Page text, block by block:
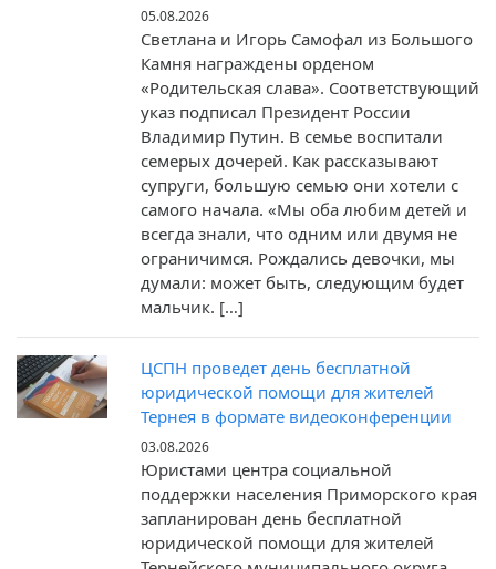
05.08.2026
Светлана и Игорь Самофал из Большого
Камня награждены орденом
«Родительская слава». Соответствующий
указ подписал Президент России
Владимир Путин. В семье воспитали
семерых дочерей. Как рассказывают
супруги, большую семью они хотели с
самого начала. «Мы оба любим детей и
всегда знали, что одним или двумя не
ограничимся. Рождались девочки, мы
думали: может быть, следующим будет
мальчик. […]
ЦСПН проведет день бесплатной
юридической помощи для жителей
Тернея в формате видеоконференции
03.08.2026
Юристами центра социальной
поддержки населения Приморского края
запланирован день бесплатной
юридической помощи для жителей